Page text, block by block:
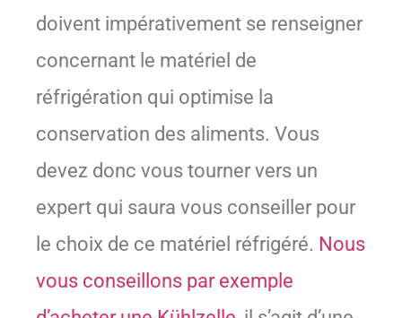
doivent impérativement se renseigner
concernant le matériel de
réfrigération qui optimise la
conservation des aliments. Vous
devez donc vous tourner vers un
expert qui saura vous conseiller pour
le choix de ce matériel réfrigéré. Nous
vous conseillons par exemple